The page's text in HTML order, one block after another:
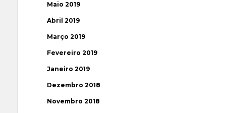
Maio 2019
Abril 2019
Março 2019
Fevereiro 2019
Janeiro 2019
Dezembro 2018
Novembro 2018